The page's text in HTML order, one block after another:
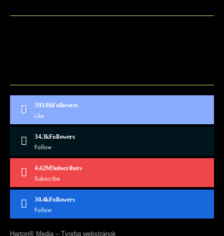
393.9kFollowers
Like
34.3kFollowers
Follow
4.42MSubscribers
Subscribe
30.4kFollowers
Follow
Harton® Media – Tvorba webstránok